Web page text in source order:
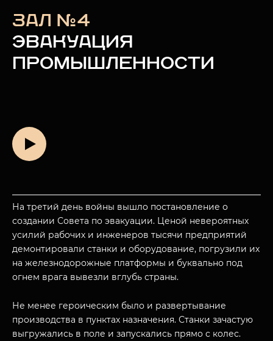
ЗАЛ №4
ЭВАКУАЦИЯ
ПРОМЫШЛЕННОСТИ
На третий день войны вышло постановление о
создании Совета по эвакуации. Ценой невероятных
усилий рабочих и инженеров тысячи предприятий
демонтировали станки и оборудование, погрузили их
на железнодорожные платформы и буквально под
огнем врага вывезли вглубь страны.
Не менее героическим было и развертывание
производства в пунктах назначения. Станки зачастую
выгружались в поле и запускались прямо с колес.